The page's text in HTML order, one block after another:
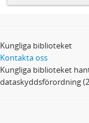
Kungliga biblioteket
Kontakta oss
Kungliga biblioteket
dataskyddsförordning